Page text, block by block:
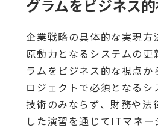
グラムをビジネス的
企業戦略の具体的な実現
原動力となるシステムの
ラムをビジネス的な視点
ロジェクトで必須となる
技術のみならず、財務や
した演習を通じてITマネー